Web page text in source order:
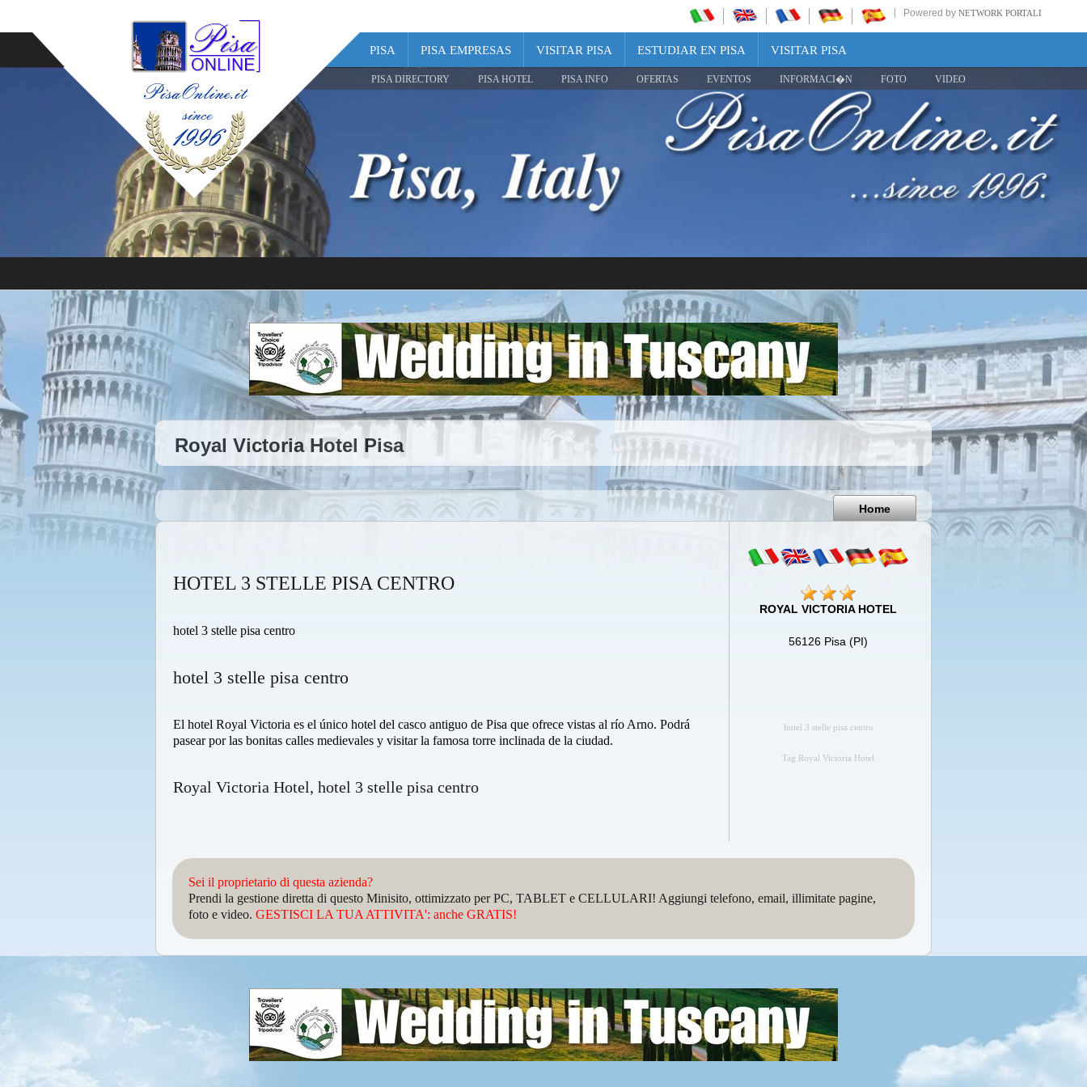
Powered by NETWORK PORTALI
PISA PISA EMPRESAS VISITAR PISA ESTUDIAR EN PISA VISITAR PISA
PISA DIRECTORY PISA HOTEL PISA INFO OFERTAS EVENTOS INFORMACI�N FOTO VIDEO
Share
Pisa
Italy
Royal Victoria Hotel Pisa
Home
HOTEL 3 STELLE PISA CENTRO
hotel 3 stelle pisa centro
hotel 3 stelle pisa centro
El hotel Royal Victoria es el único hotel del casco antiguo de Pisa que ofrece vistas al río Arno. Podrá
pasear por las bonitas calles medievales y visitar la famosa torre inclinada de la ciudad.
Royal Victoria Hotel, hotel 3 stelle pisa centro
ROYAL VICTORIA HOTEL
56126 Pisa (PI)
hotel 3 stelle pisa centro
Tag Royal Victoria Hotel
Sei il proprietario di questa azienda?
Prendi la gestione diretta di questo Minisito, ottimizzato per PC, TABLET e CELLULARI! Aggiungi telefono, email, illimitate pagine,
foto e video. GESTISCI LA TUA ATTIVITA': anche GRATIS!